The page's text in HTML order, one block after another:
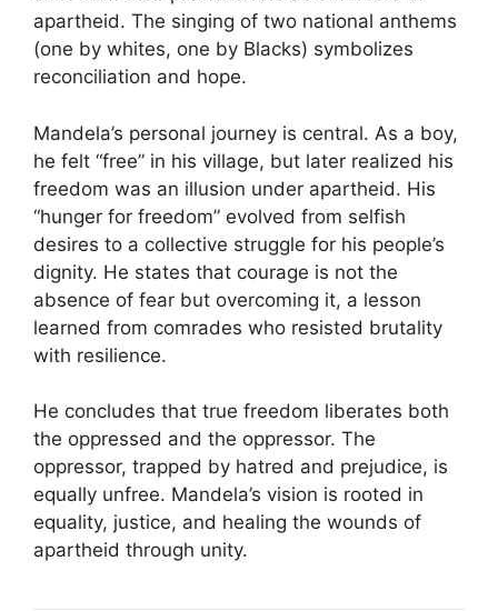
apartheid. The singing of two national anthems
(one by whites, one by Blacks) symbolizes
reconciliation and hope.
Mandela’s personal journey is central. As a boy,
he felt “free” in his village, but later realized his
freedom was an illusion under apartheid. His
“hunger for freedom” evolved from selfish
desires to a collective struggle for his people’s
dignity. He states that courage is not the
absence of fear but overcoming it, a lesson
learned from comrades who resisted brutality
with resilience.
He concludes that true freedom liberates both
the oppressed and the oppressor. The
oppressor, trapped by hatred and prejudice, is
equally unfree. Mandela’s vision is rooted in
equality, justice, and healing the wounds of
apartheid through unity.